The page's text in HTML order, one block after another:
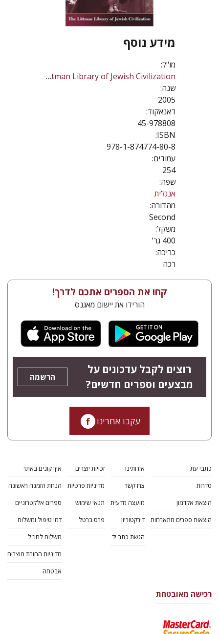
מידע נוסף
מו"ל:
The Littman Library of Jewish Civilization
שנה:
2005
דאנאקוד:
45-978808
ISBN:
978-1-874774-80-8
עמודים:
254
שפה:
אנגלית
מהדורה:
Second
משקל:
400 גר'
כריכה:
רכה
קחו את הספרים אתכם לדרך!
הורידו את יישום מאגנס
רוצים לקבל עדכונים על
מבצעים וספרים חדשים?
הרשמה
עקבו אחרינו
כתבי עת
סדרות
הוצאת אקדמון
הוצאות ספרים מתארחות
אודותינו
צרו קשר
מועצה מדעית
דירקטוריון
הגשת כתב יד
זכויות יוצרים
מדיניות פרטיות
תנאי שימוש
פרס ברטל
איך קונים באתר
הנחת הזמנה ראשונה
ספרים אלקטרוניים
דמי טיפול ומשלוח
משלוח לחו"ל
מדיניות החזרת מוצרים
אבטחה
רכישה מאובטחת